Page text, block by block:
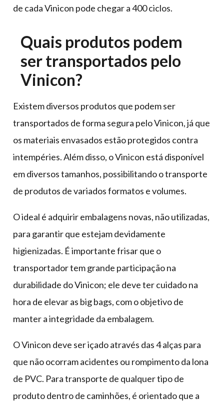
de cada Vinicon pode chegar a 400 ciclos.
Quais produtos podem
ser transportados pelo
Vinicon?
Existem diversos produtos que podem ser
transportados de forma segura pelo Vinicon, já que
os materiais envasados estão protegidos contra
intempéries. Além disso, o Vinicon está disponível
em diversos tamanhos, possibilitando o transporte
de produtos de variados formatos e volumes.
O ideal é adquirir embalagens novas, não utilizadas,
para garantir que estejam devidamente
higienizadas. É importante frisar que o
transportador tem grande participação na
durabilidade do Vinicon; ele deve ter cuidado na
hora de elevar as big bags, com o objetivo de
manter a integridade da embalagem.
O Vinicon deve ser içado através das 4 alças para
que não ocorram acidentes ou rompimento da lona
de PVC. Para transporte de qualquer tipo de
produto dentro de caminhões, é orientado que a